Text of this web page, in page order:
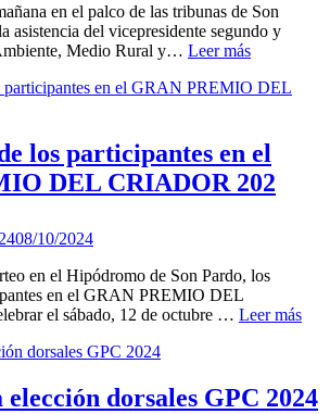
en el palco de las tribunas de Son
asistencia del vicepresidente segundo y
Medio Rural y… Leer más
los participantes en el
DEL CRIADOR 202
08/10/2024
en el Hipódromo de Son Pardo, los
en el GRAN PREMIO DEL
el sábado, 12 de octubre … Leer más
dorsales GPC 2024